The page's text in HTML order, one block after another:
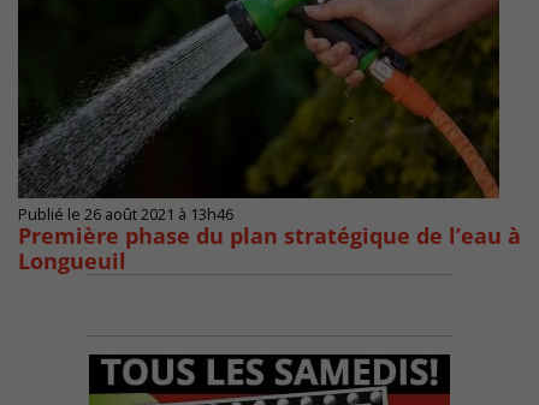
Publié le 26 août 2021 à 13h46
Première phase du plan stratégique de l’eau à
Longueuil